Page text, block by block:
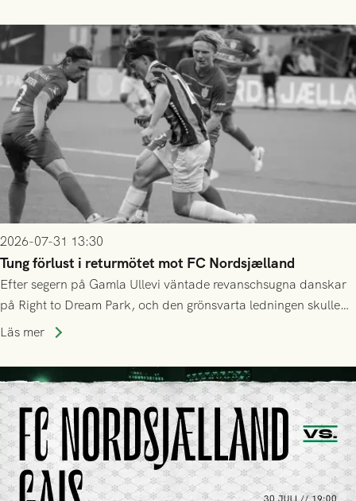
2026-07-31 13:30
Tung förlust i returmötet mot FC Nordsjælland
Efter segern på Gamla Ullevi väntade revanschsugna danskar
på Right to Dream Park, och den grönsvarta ledningen skulle
upphöra efter mindre än kvarten spelad. På lika mark visade
tennissiffror och det grönsvarta europaäventyret tog slut.
Läs mer